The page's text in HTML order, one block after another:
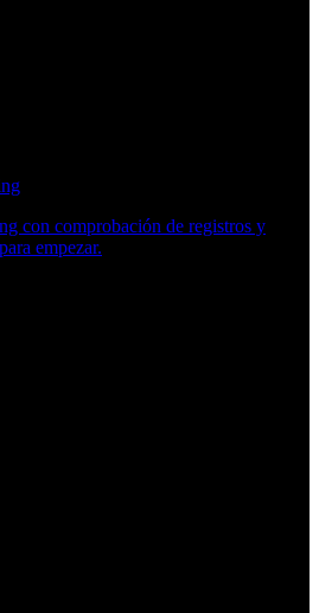
con comprobación de registros y
empezar.